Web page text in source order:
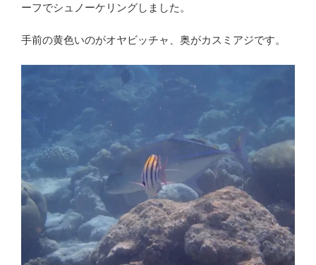
ーフでシュノーケリングしました。
手前の黄色いのがオヤビッチャ、奥がカスミアジです。